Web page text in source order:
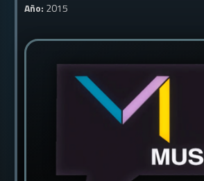
Año: 2015